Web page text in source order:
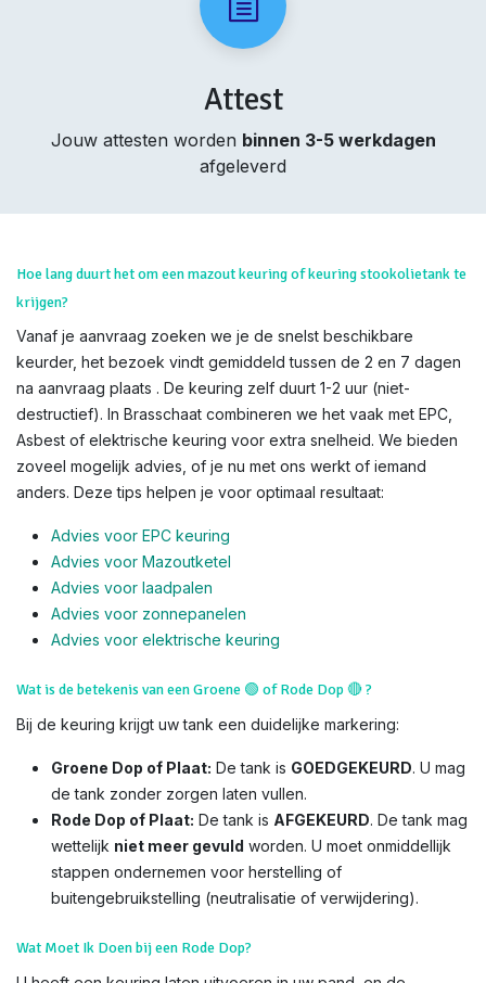
Attest
Jouw attesten worden binnen 3-5 werkdagen
afgeleverd
Hoe lang duurt het om een mazout keuring of keuring stookolietank te
krijgen?
Vanaf je aanvraag zoeken we je de snelst beschikbare
keurder, het bezoek vindt gemiddeld tussen de 2 en 7 dagen
na aanvraag plaats . De keuring zelf duurt 1-2 uur (niet-
destructief). In Brasschaat combineren we het vaak met EPC,
Asbest of elektrische keuring voor extra snelheid. We bieden
zoveel mogelijk advies, of je nu met ons werkt of iemand
anders. Deze tips helpen je voor optimaal resultaat:
Advies voor EPC keuring
Advies voor Mazoutketel
Advies voor laadpalen
Advies voor zonnepanelen
Advies voor elektrische keuring
Wat is de betekenis van een Groene 🟢 of Rode Dop🔴?
Bij de keuring krijgt uw tank een duidelijke markering:
Groene Dop of Plaat: De tank is GOEDGEKEURD. U mag
de tank zonder zorgen laten vullen.
Rode Dop of Plaat: De tank is AFGEKEURD. De tank mag
wettelijk niet meer gevuld worden. U moet onmiddellijk
stappen ondernemen voor herstelling of
buitengebruikstelling (neutralisatie of verwijdering).
Wat Moet Ik Doen bij een Rode Dop?